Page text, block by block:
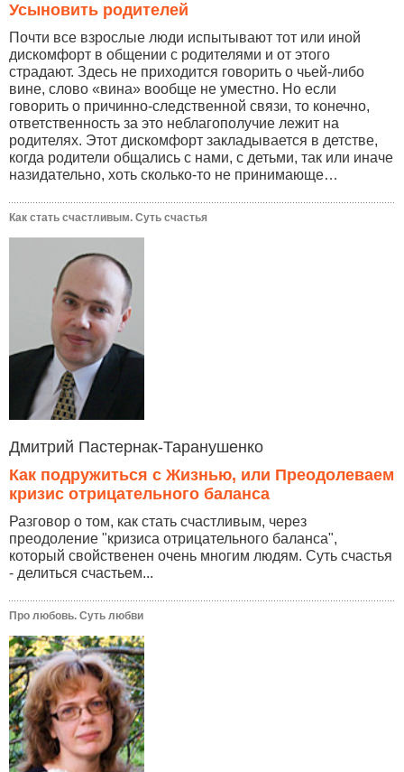
Усыновить родителей
Почти все взрослые люди испытывают тот или иной
дискомфорт в общении с родителями и от этого
страдают. Здесь не приходится говорить о чьей-либо
вине, слово «вина» вообще не уместно. Но если
говорить о причинно-следственной связи, то конечно,
ответственность за это неблагополучие лежит на
родителях. Этот дискомфорт закладывается в детстве,
когда родители общались с нами, с детьми, так или иначе
назидательно, хоть сколько-то не принимающе…
Как стать счастливым. Суть счастья
Дмитрий Пастернак-Таранушенко
Как подружиться с Жизнью, или Преодолеваем
кризис отрицательного баланса
Разговор о том, как стать счастливым, через
преодоление "кризиса отрицательного баланса",
который свойственен очень многим людям. Суть счастья
- делиться счастьем...
Про любовь. Суть любви